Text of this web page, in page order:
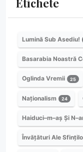
Lumină Sub Asediu!
Basarabia Noastră
Oglinda Vremii 25
Naționalism 24
Haiduci–m–aș Și
Învățături Ale